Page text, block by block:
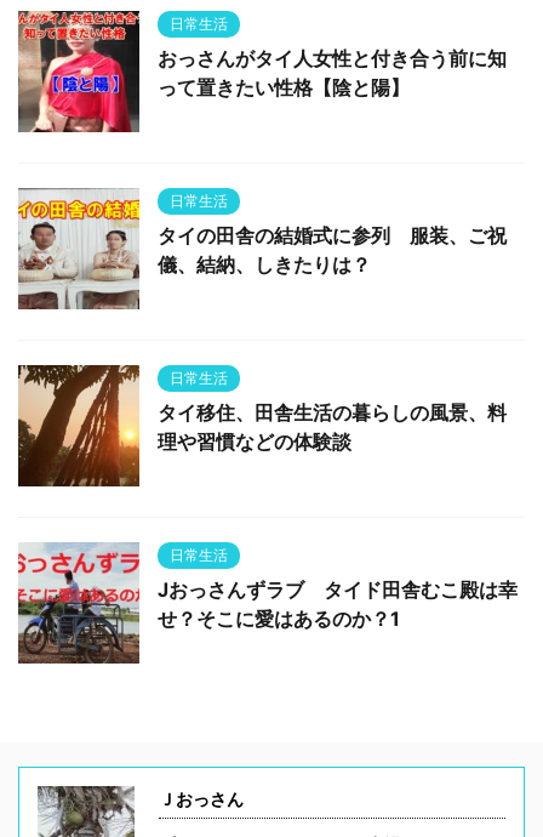
日常生活
おっさんがタイ人女性と付き合う前に知
って置きたい性格【陰と陽】
日常生活
タイの田舎の結婚式に参列 服装、ご祝
儀、結納、しきたりは？
日常生活
タイ移住、田舎生活の暮らしの風景、料
理や習慣などの体験談
日常生活
Jおっさんずラブ タイド田舎むこ殿は幸
せ？そこに愛はあるのか？1
Ｊおっさん